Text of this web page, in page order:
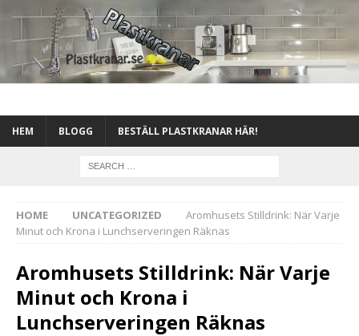
HEM BLOGG BESTÄLL PLASTKRANAR HÄR!
HOME UNCATEGORIZED
Aromhusets Stilldrink: När Varje
Minut och Krona i Lunchserveringen Räknas
Aromhusets Stilldrink: När Varje
Minut och Krona i
Lunchserveringen Räknas